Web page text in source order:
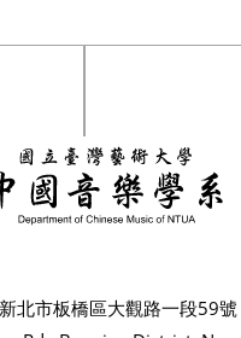
北市板橋區大觀路一段59號